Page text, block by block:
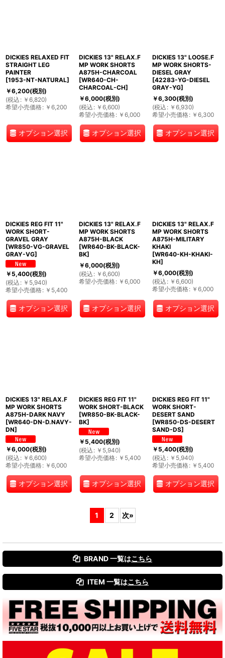
DICKIES RELAXED FIT
STRAIGHT LEG
PAINTER
[1953-NT-NATURAL]
￥6,200(税別)
(税込 : ￥ 6,820)
希望小売価格: ￥ 6,200
オプション選択
DICKIES 13" RELAX.F
MP WORK SHORTS
A875H-CHARCOAL
[WR640-CH-
CHARCOAL-CH]
￥6,000(税別)
(税込 : ￥ 6,600)
希望小売価格: ￥ 6,000
オプション選択
DICKIES 13" LOOSE.F
MP WORK SHORTS-
DIESEL GRAY
[42283-YG-DIESEL
GRAY-YG]
￥6,300(税別)
(税込 : ￥ 6,930)
希望小売価格: ￥ 6,300
オプション選択
DICKIES REG FIT 11"
WORK SHORT-
GRAVEL GRAY
[WR850-VG-GRAVEL
GRAY-VG]
￥5,400(税別)
(税込 : ￥ 5,940)
希望小売価格: ￥ 5,400
オプション選択
DICKIES 13" RELAX.F
MP WORK SHORTS
A875H-BLACK
[WR640-BK-BLACK-
BK]
￥6,000(税別)
(税込 : ￥ 6,600)
希望小売価格: ￥ 6,000
オプション選択
DICKIES 13" RELAX.F
MP WORK SHORTS
A875H-MILITARY
KHAKI
[WR640-KH-KHAKI-
KH]
￥6,000(税別)
(税込 : ￥ 6,600)
希望小売価格: ￥ 6,000
オプション選択
DICKIES 13" RELAX.F
MP WORK SHORTS
A875H-DARK NAVY
[WR640-DN-D.NAVY-
DN]
￥6,000(税別)
(税込 : ￥ 6,600)
希望小売価格: ￥ 6,000
オプション選択
DICKIES REG FIT 11"
WORK SHORT-BLACK
[WR850-BK-BLACK-
BK]
￥5,400(税別)
(税込 : ￥ 5,940)
希望小売価格: ￥ 5,400
オプション選択
DICKIES REG FIT 11"
WORK SHORT-
DESERT SAND
[WR850-DS-DESERT
SAND-DS]
￥5,400(税別)
(税込 : ￥ 5,940)
希望小売価格: ￥ 5,400
オプション選択
1 2 次»
BRAND 一覧はこちら
ITEM 一覧はこちら